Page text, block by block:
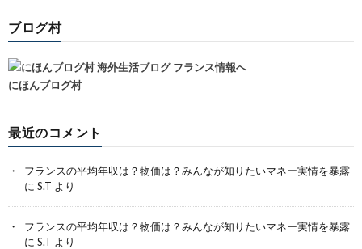
ブログ村
にほんブログ村
最近のコメント
フランスの平均年収は？物価は？みんなが知りたいマネー実情を暴露
に S.T より
フランスの平均年収は？物価は？みんなが知りたいマネー実情を暴露
に S.T より